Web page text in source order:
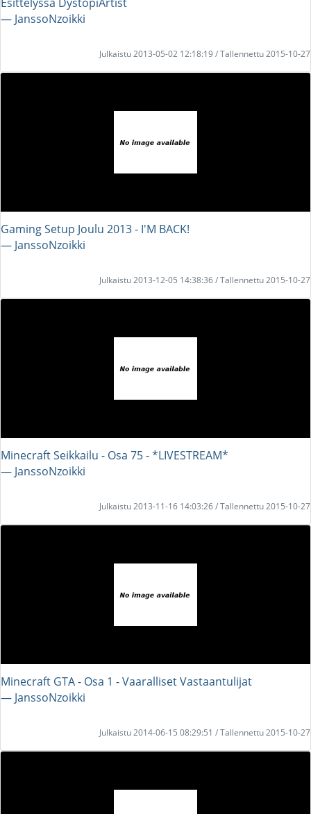
― JanssoNzoikki
Julkaistu 2013-05-02 12:18:19 / Tallennettu 2015-10-27
Gaming Setup Joulu 2013 - I'M BACK!
― JanssoNzoikki
Julkaistu 2013-12-05 14:38:36 / Tallennettu 2015-10-27
Minecraft Seikkailu - Osa 75 - *LIVESTREAM*
― JanssoNzoikki
Julkaistu 2013-11-16 14:03:26 / Tallennettu 2015-10-27
Minecraft GTA - Osa 1 - Vaaralliset Vastaantulijat
― JanssoNzoikki
Julkaistu 2014-06-15 08:29:51 / Tallennettu 2015-10-27